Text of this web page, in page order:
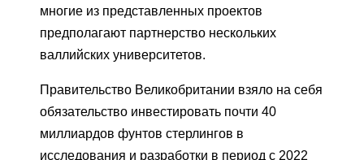
многие из представленных проектов
предполагают партнерство нескольких
валлийских университетов.
Правительство Великобритании взяло на себя
обязательство инвестировать почти 40
миллиардов фунтов стерлингов в
исследования и разработки в период с 2022